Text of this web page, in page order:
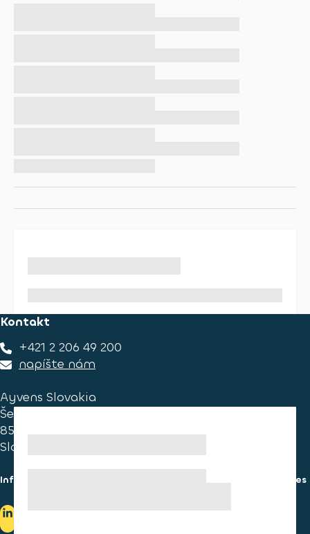
Kontakt
+421 2 206 49 200
napíšte nám
Ayvens Slovakia
Ševčenkova 34
851 01 Bratislava
Slovakia
Informácie pre spotrebiteľa Informácie o používaní cookies